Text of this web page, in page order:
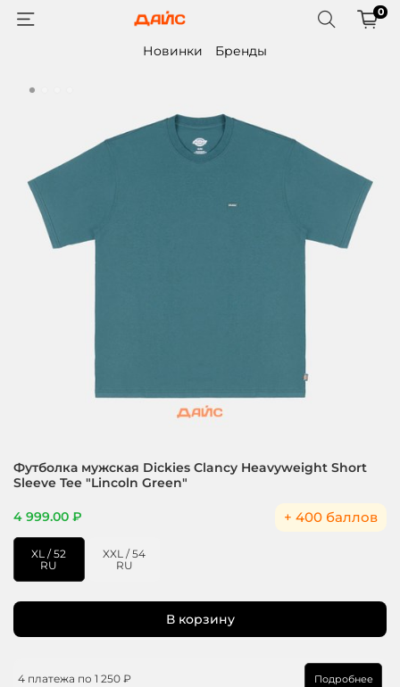
0
Новинки Бренды
Футболка мужская Dickies Clancy Heavyweight Short
Sleeve Tee "Lincoln Green"
4 999.00 ₽ + 400 баллов
В корзину
4 платежа по 1 250 ₽ Подробнее
XL / 52
RU
XXL / 54
RU